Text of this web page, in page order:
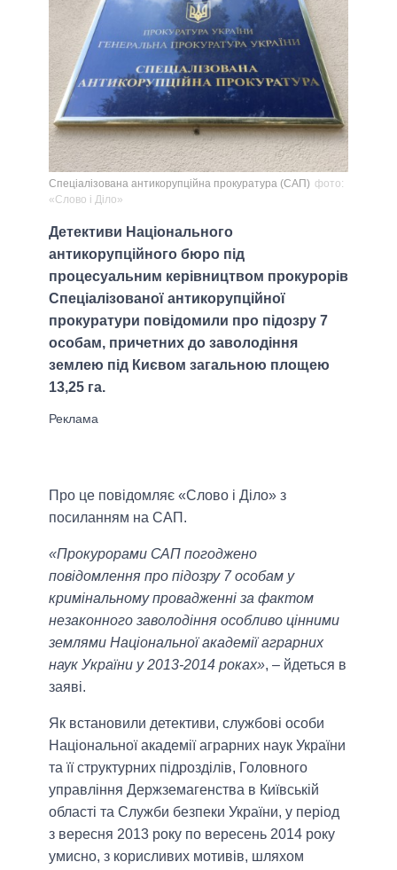
Спеціалізована антикорупційна прокуратура (САП) фото:
«Слово і Діло»
Детективи Національного
антикорупційного бюро під
процесуальним керівництвом прокурорів
Спеціалізованої антикорупційної
прокуратури повідомили про підозру 7
особам, причетних до заволодіння
землею під Києвом загальною площею
13,25 га.
Про це повідомляє «Слово і Діло» з
посиланням на САП.
«Прокурорами САП погоджено
повідомлення про підозру 7 особам у
кримінальному провадженні за фактом
незаконного заволодіння особливо цінними
землями Національної академії аграрних
наук України у 2013-2014 роках», – йдеться в
заяві.
Як встановили детективи, службові особи
Національної академії аграрних наук України
та її структурних підрозділів, Головного
управління Держземагенства в Київській
області та Служби безпеки України, у період
з вересня 2013 року по вересень 2014 року
умисно, з корисливих мотивів, шляхом